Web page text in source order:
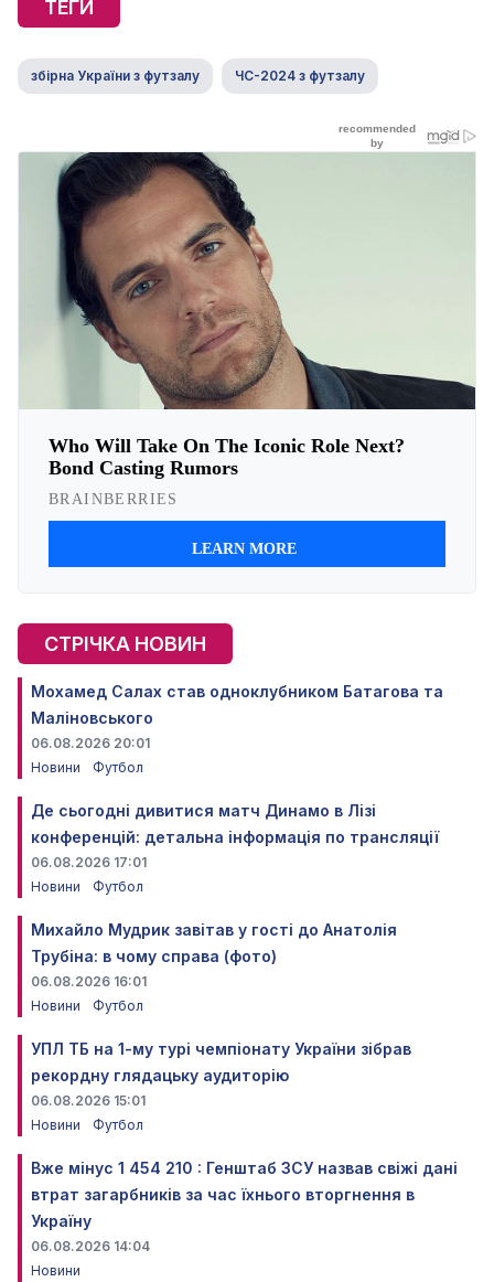
ТЕГИ
збірна України з футзалу ЧС-2024 з футзалу
СТРІЧКА НОВИН
Мохамед Салах став одноклубником Батагова та
Маліновського
06.08.2026 20:01
Новини
Футбол
Де сьогодні дивитися матч Динамо в Лізі
конференцій: детальна інформація по трансляції
06.08.2026 17:01
Новини
Футбол
Михайло Мудрик завітав у гості до Анатолія
Трубіна: в чому справа (фото)
06.08.2026 16:01
Новини
Футбол
УПЛ ТБ на 1-му турі чемпіонату України зібрав
рекордну глядацьку аудиторію
06.08.2026 15:01
Новини
Футбол
Вже мінус 1 454 210 : Генштаб ЗСУ назвав свіжі дані
втрат загарбників за час їхнього вторгнення в
Україну
06.08.2026 14:04
Новини